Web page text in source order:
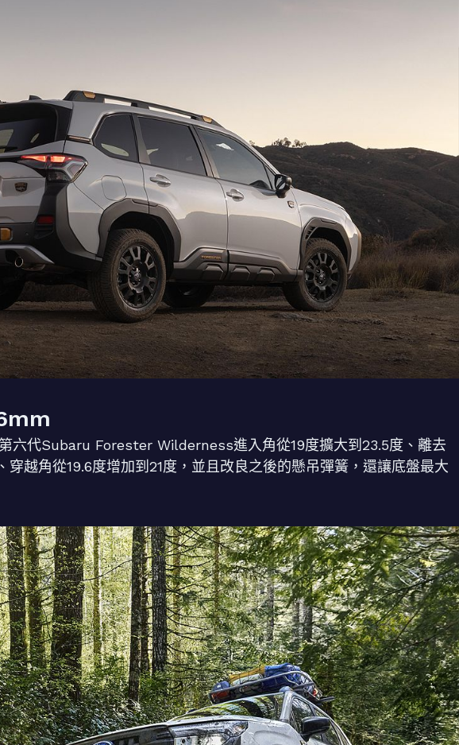
六代Subaru Forester Wilderness進入角從19度擴大到23.5度、離去
穿越角從19.6度增加到21度，並且改良之後的懸吊彈簧，還讓底盤最大